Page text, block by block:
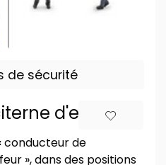
de sécurité
d'eau
conducteur de
», dans des positions